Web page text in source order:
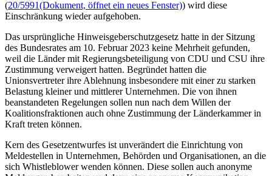
(20/5991(Dokument, öffnet ein neues Fenster)) wird diese
Einschränkung wieder aufgehoben.
Das ursprüngliche Hinweisgeberschutzgesetz hatte in der Sitzung
des Bundesrates am 10. Februar 2023 keine Mehrheit gefunden,
weil die Länder mit Regierungsbeteiligung von CDU und CSU ihre
Zustimmung verweigert hatten. Begründet hatten die
Unionsvertreter ihre Ablehnung insbesondere mit einer zu starken
Belastung kleiner und mittlerer Unternehmen. Die von ihnen
beanstandeten Regelungen sollen nun nach dem Willen der
Koalitionsfraktionen auch ohne Zustimmung der Länderkammer in
Kraft treten können.
Kern des Gesetzentwurfes ist unverändert die Einrichtung von
Meldestellen in Unternehmen, Behörden und Organisationen, an die
sich Whistleblower wenden können. Diese sollen auch anonyme